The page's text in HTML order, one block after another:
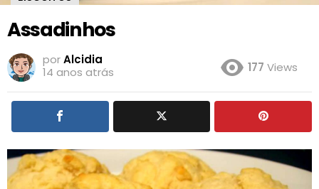
Assadinhos
porAlcidia
14 anos atrás
177 Views